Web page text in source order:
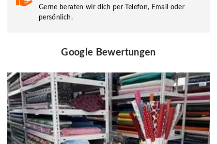
Gerne beraten wir dich per Telefon, Email oder
persönlich.
Google Bewertungen